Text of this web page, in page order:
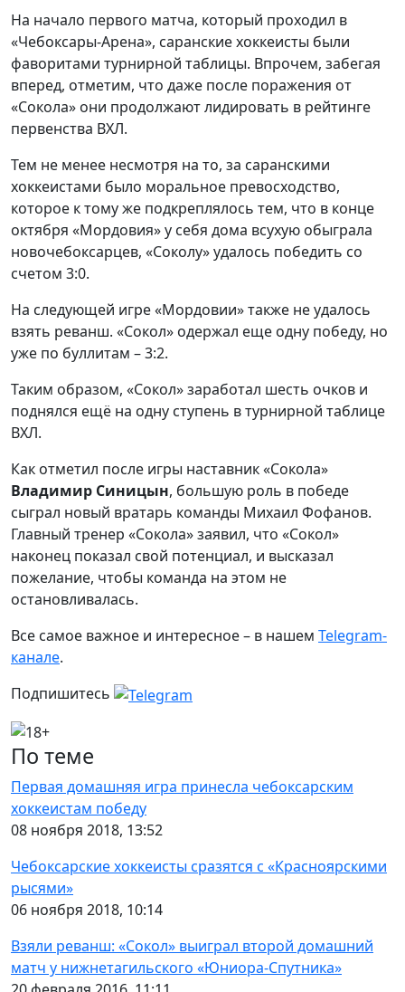
На начало первого матча, который проходил в
«Чебоксары-Арена», саранские хоккеисты были
фаворитами турнирной таблицы. Впрочем, забегая
вперед, отметим, что даже после поражения от
«Сокола» они продолжают лидировать в рейтинге
первенства ВХЛ.
Тем не менее несмотря на то, за саранскими
хоккеистами было моральное превосходство,
которое к тому же подкреплялось тем, что в конце
октября «Мордовия» у себя дома всухую обыграла
новочебоксарцев, «Соколу» удалось победить со
счетом 3:0.
На следующей игре «Мордовии» также не удалось
взять реванш. «Сокол» одержал еще одну победу, но
уже по буллитам – 3:2.
Таким образом, «Сокол» заработал шесть очков и
поднялся ещё на одну ступень в турнирной таблице
ВХЛ.
Как отметил после игры наставник «Сокола»
Владимир Синицын, большую роль в победе
сыграл новый вратарь команды Михаил Фофанов.
Главный тренер «Сокола» заявил, что «Сокол»
наконец показал свой потенциал, и высказал
пожелание, чтобы команда на этом не
остановливалась.
Все самое важное и интересное – в нашем Telegram-
канале.
Подпишитесь
По теме
Первая домашняя игра принесла чебоксарским
хоккеистам победу
08 ноября 2018, 13:52
Чебоксарские хоккеисты сразятся с «Красноярскими
рысями»
06 ноября 2018, 10:14
Взяли реванш: «Сокол» выиграл второй домашний
матч у нижнетагильского «Юниора-Спутника»